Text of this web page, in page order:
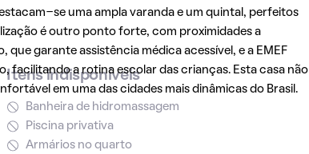
se uma ampla varanda e um quintal, perfeitos
é outro ponto forte, com proximidades a
garante assistência médica acessível, e a EMEF
facilitando a rotina escolar das crianças. Esta casa não
em uma das cidades mais dinâmicas do Brasil.
Itens indisponíveis
Banheira de hidromassagem
Piscina privativa
Armários no quarto